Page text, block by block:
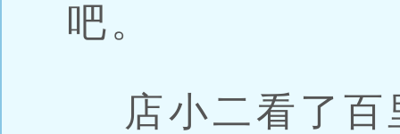
吧。
店小二看了百